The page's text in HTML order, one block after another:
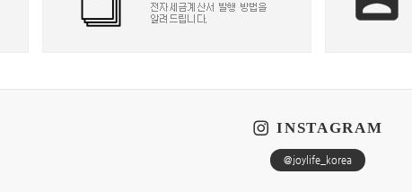
INSTAGRAM
@joylife_korea